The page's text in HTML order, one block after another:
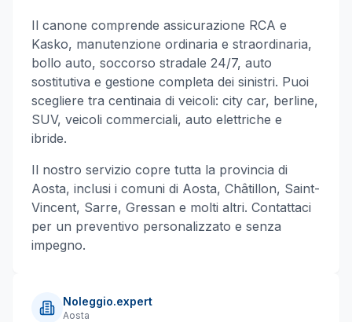
Il canone comprende assicurazione RCA e
Kasko, manutenzione ordinaria e straordinaria,
bollo auto, soccorso stradale 24/7, auto
sostitutiva e gestione completa dei sinistri. Puoi
scegliere tra centinaia di veicoli: city car, berline,
SUV, veicoli commerciali, auto elettriche e
ibride.
Il nostro servizio copre tutta la provincia di
Aosta, inclusi i comuni di Aosta, Châtillon, Saint-
Vincent, Sarre, Gressan e molti altri. Contattaci
per un preventivo personalizzato e senza
impegno.
Noleggio.expert
Aosta